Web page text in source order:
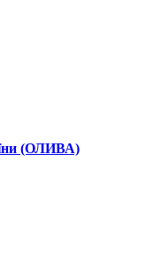
(ОЛИВА)